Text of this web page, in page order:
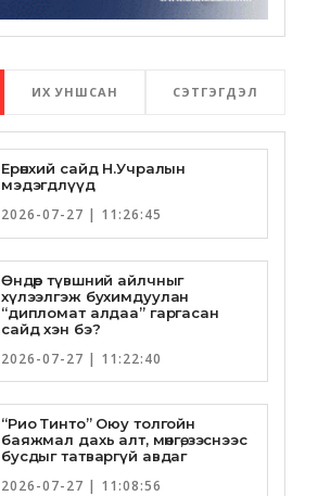
ИХ УНШСАН СЭТГЭГДЭЛ
Ерөнхий сайд Н.Учралын
мэдэгдлүүд
2026-07-27 | 11:26:45
Өндөр түвшний айлчныг
хүлээлгэж бухимдуулан
“дипломат алдаа” гаргасан
сайд хэн бэ?
2026-07-27 | 11:22:40
“Рио Тинто” Оюу толгойн
баяжмал дахь алт, мөнгө, зэснээс
бусдыг татваргүй авдаг
2026-07-27 | 11:08:56